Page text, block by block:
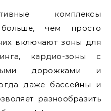
комплексы
чем просто
включают зоны для
кардио-зоны с
дорожками и
даже бассейны и
разнообразить